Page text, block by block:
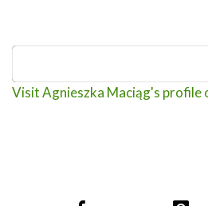
Visit Agnieszka Maciąg's profile